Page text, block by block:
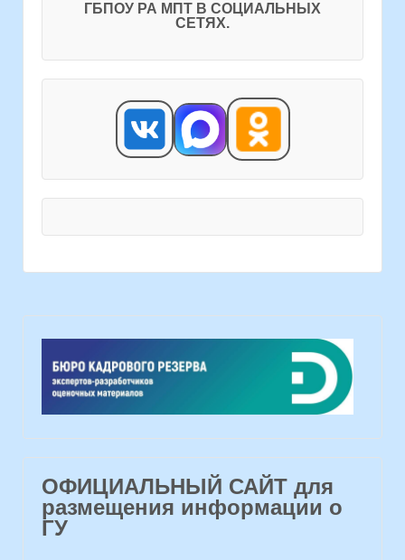
ГБПОУ РА МПТ В СОЦИАЛЬНЫХ
СЕТЯХ.
ОФИЦИАЛЬНЫЙ САЙТ для
размещения информации о
ГУ